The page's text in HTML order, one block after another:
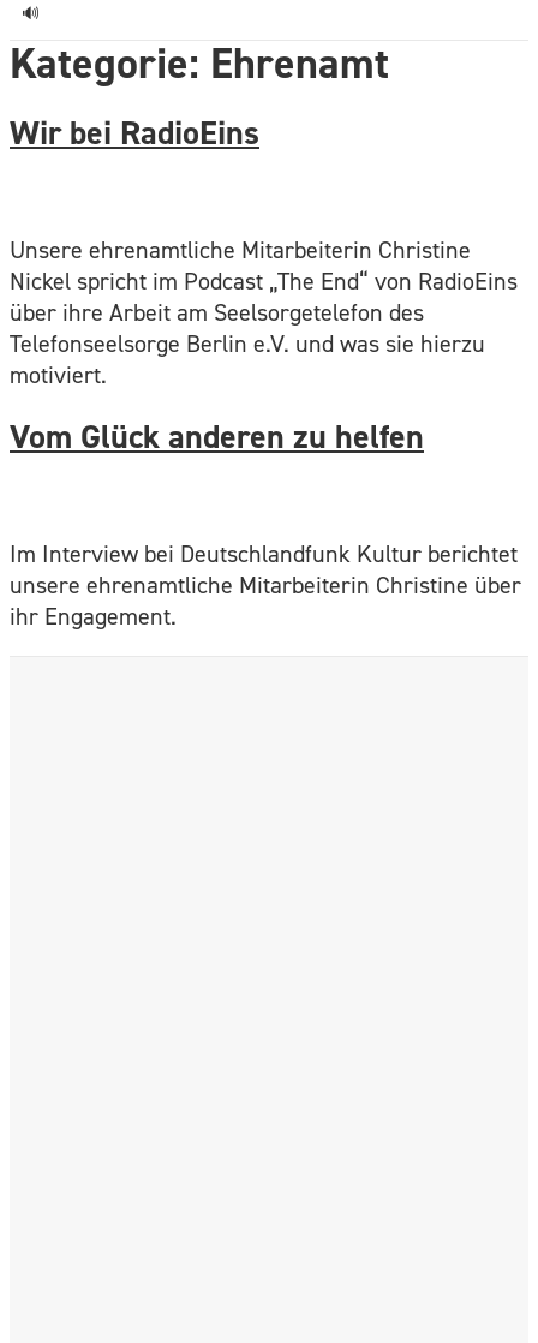
🔊
Kategorie: Ehrenamt
Wir bei RadioEins
Unsere ehrenamtliche Mitarbeiterin Christine
Nickel spricht im Podcast „The End“ von RadioEins
über ihre Arbeit am Seelsorgetelefon des
Telefonseelsorge Berlin e.V. und was sie hierzu
motiviert.
Vom Glück anderen zu helfen
Im Interview bei Deutschlandfunk Kultur berichtet
unsere ehrenamtliche Mitarbeiterin Christine über
ihr Engagement.